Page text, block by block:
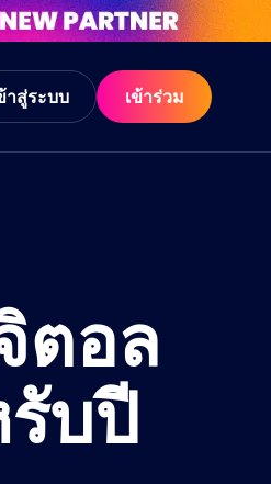
าสู่ระบบ เข้าร่วม
ตอล
บปี